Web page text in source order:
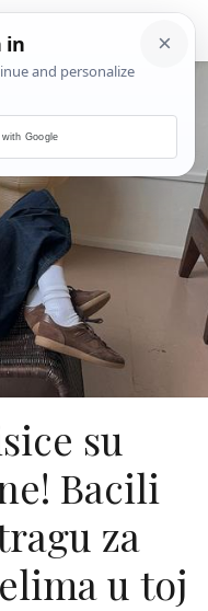
su
Bacili
za
u toj
Google